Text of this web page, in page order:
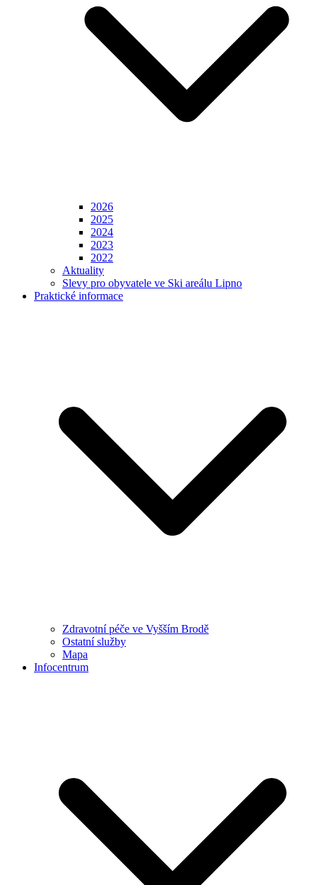
2026
2025
2024
2023
2022
Aktuality
Slevy pro obyvatele ve Ski areálu Lipno
Praktické informace
Zdravotní péče ve Vyšším Brodě
Ostatní služby
Mapa
Infocentrum